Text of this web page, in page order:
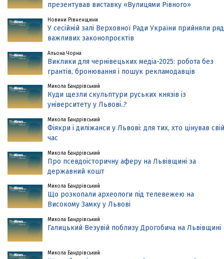
презентував виставку «Вулицями Рівного»
Новини Рівненщини
У сесійній залі Верховної Ради України прийняли ряд
важливих законопроєктів
Альона Чорна
Виклики для чернівецьких медіа-2025: робота без
грантів, бронювання і пошук рекламодавців
Микола Бандрівський
Куди щезли скульптури руських князів із
університету у Львові..?
Микола Бандрівський
Фіякри і диліжанси у Львові: для тих, хто цінував свій
час
Микола Бандрівський
Про псевдоісторичну аферу на Львівщині за
державний кошт
Микола Бандрівський
Що розкопали археологи під телевежею на
Високому Замку у Львові
Микола Бандрівський
Галицький Везувій поблизу Дрогобича на Львівщині
Микола Бандрівський